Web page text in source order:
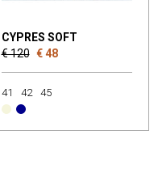
CYPRES SOFT
€ 120 € 48
41 42 45